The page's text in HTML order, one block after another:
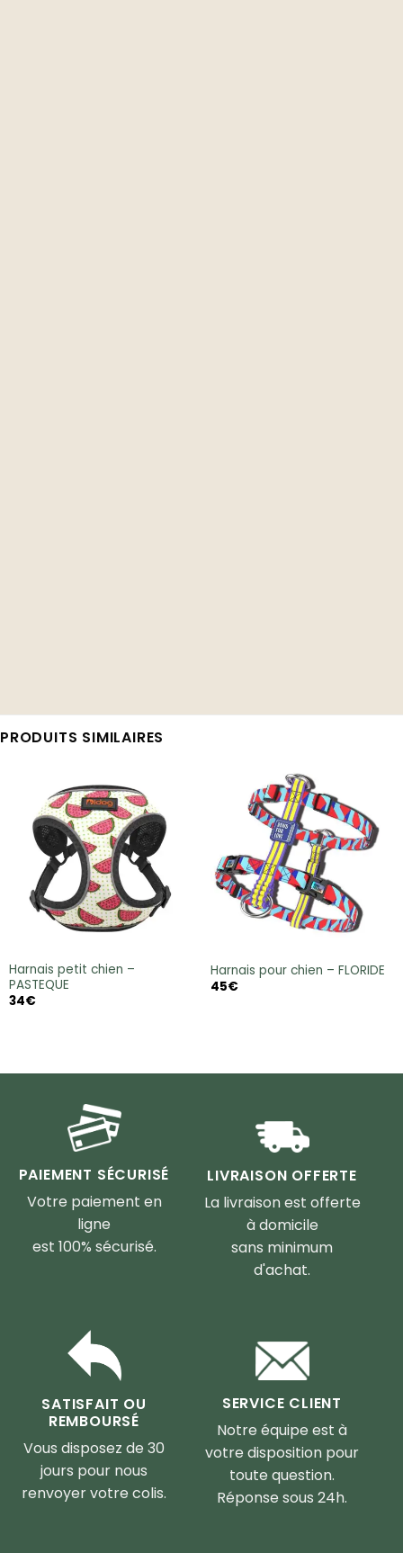
PRODUITS SIMILAIRES
Harnais petit chien –
PASTEQUE
34€
Harnais pour chien – FLORIDE
45€
PAIEMENT SÉCURISÉ
Votre paiement en
ligne
est 100% sécurisé.
LIVRAISON OFFERTE
La livraison est offerte
à domicile
sans minimum
d'achat.
SATISFAIT OU
REMBOURSÉ
Vous disposez de 30
jours pour nous
renvoyer votre colis.
SERVICE CLIENT
Notre équipe est à
votre disposition pour
toute question.
Réponse sous 24h.